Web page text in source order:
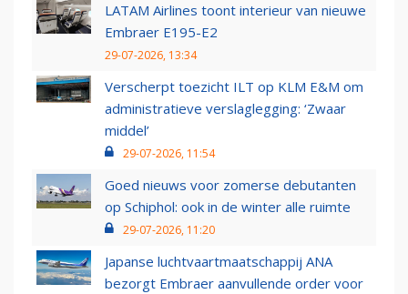
LATAM Airlines toont interieur van nieuwe
Embraer E195-E2
29-07-2026, 13:34
Verscherpt toezicht ILT op KLM E&M om
administratieve verslaglegging: ‘Zwaar
middel’
29-07-2026, 11:54
Goed nieuws voor zomerse debutanten
op Schiphol: ook in de winter alle ruimte
29-07-2026, 11:20
Japanse luchtvaartmaatschappij ANA
bezorgt Embraer aanvullende order voor